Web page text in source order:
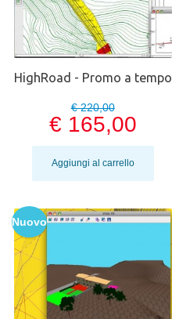
HighRoad - Promo a tempo
€ 220,00
€ 165,00
Aggiungi al carrello
Nuovo